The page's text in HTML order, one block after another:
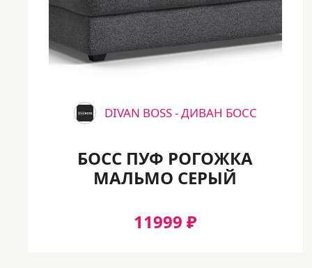
440 мм
Производитель
Шатура, Россия
Производственный код
DIVAN BOSS - ДИВАН БОСС
БОСС ПУФ РОГОЖКА
МАЛЬМО СЕРЫЙ
11999 ₽